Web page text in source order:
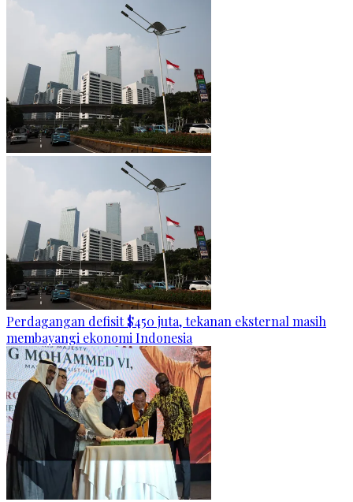
Perdagangan defisit $450 juta, tekanan eksternal masih
membayangi ekonomi Indonesia